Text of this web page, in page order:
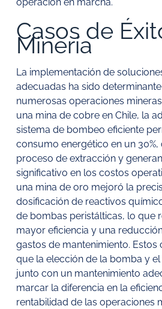
Casos de
Minería
La implementación de
adecuadas ha sido
numerosas operaciones
una mina de cobre en Chile, la
sistema de bombeo eficiente
consumo energético en un
proceso de extracción y
significativo en los costos
una mina de oro mejoró la
dosificación de reactivos
de bombas peristálticas, lo que
mayor eficiencia y una
gastos de mantenimiento. Estos
que la elección de la bomba y
junto con un mantenimiento
marcar la diferencia en la
rentabilidad de las operaciones